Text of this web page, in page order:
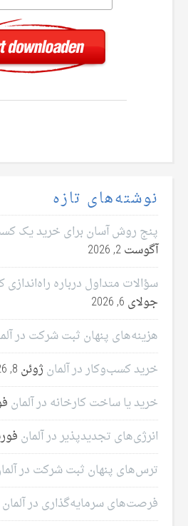
نوشته‌های تازه
پنج روش آسان برای خرید یک
آگوست 2, 2026
سؤالات متداول درباره
جولای 6, 2026
هزینه‌های پنهان ثبت شرکت در
خرید کسب‌وکار در آلمان ژوئن 8, 2026
خرید یا ساخت کارخانه در آلمان
انرژی‌های تجدیدپذیر در آلمان فوریه
ترس‌های پنهان ثبت شرکت در
فرصت‌های سرمایه‌گذاری در آلمان